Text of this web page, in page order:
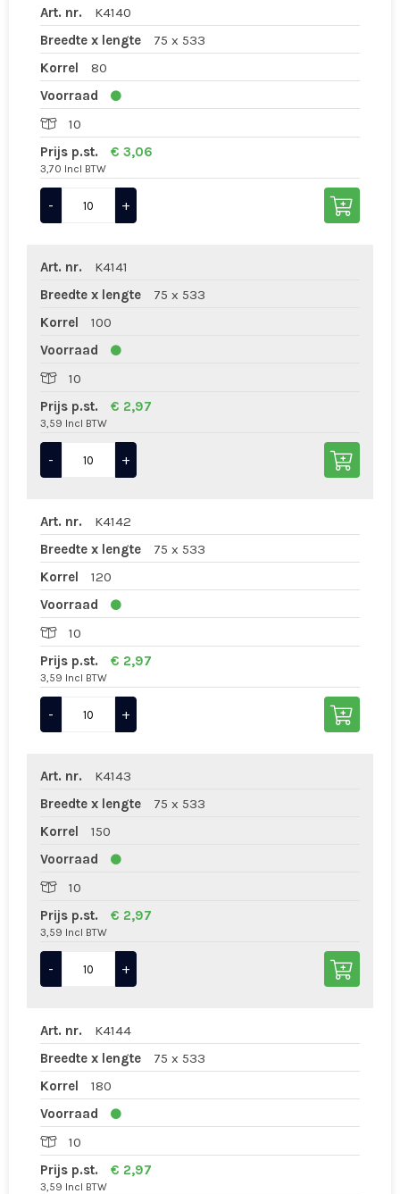
Art. nr.
K4140
Breedte x lengte
75 x 533
Korrel
80
Voorraad
10
Prijs p.st.
€ 3,06
3,70 Incl BTW
- +
Art. nr.
K4141
Breedte x lengte
75 x 533
Korrel
100
Voorraad
10
Prijs p.st.
€ 2,97
3,59 Incl BTW
- +
Art. nr.
K4142
Breedte x lengte
75 x 533
Korrel
120
Voorraad
10
Prijs p.st.
€ 2,97
3,59 Incl BTW
- +
Art. nr.
K4143
Breedte x lengte
75 x 533
Korrel
150
Voorraad
10
Prijs p.st.
€ 2,97
3,59 Incl BTW
- +
Art. nr.
K4144
Breedte x lengte
75 x 533
Korrel
180
Voorraad
10
Prijs p.st.
€ 2,97
3,59 Incl BTW